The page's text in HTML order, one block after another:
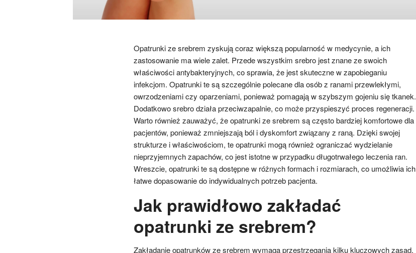
Opatrunki ze srebrem zyskują coraz większą popularność w medycynie, a ich
zastosowanie ma wiele zalet. Przede wszystkim srebro jest znane ze swoich
właściwości antybakteryjnych, co sprawia, że jest skuteczne w zapobieganiu
infekcjom. Opatrunki te są szczególnie polecane dla osób z ranami przewlekłymi,
owrzodzeniami czy oparzeniami, ponieważ pomagają w szybszym gojeniu się tkanek.
Dodatkowo srebro działa przeciwzapalnie, co może przyspieszyć proces regeneracji.
Warto również zauważyć, że opatrunki ze srebrem są często bardziej komfortowe dla
pacjentów, ponieważ zmniejszają ból i dyskomfort związany z raną. Dzięki swojej
strukturze i właściwościom, te opatrunki mogą również ograniczać wydzielanie
nieprzyjemnych zapachów, co jest istotne w przypadku długotrwałego leczenia ran.
Wreszcie, opatrunki te są dostępne w różnych formach i rozmiarach, co umożliwia ich
łatwe dopasowanie do indywidualnych potrzeb pacjenta.
Jak prawidłowo zakładać
opatrunki ze srebrem?
Zakładanie opatrunków ze srebrem wymaga przestrzegania kilku kluczowych zasad,